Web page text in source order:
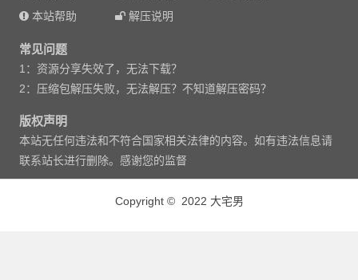
本站帮助
解压说明
常见问题
1：资源分享失效了，无法下载？
2：压缩包解压失败，无法解压？不知道解压密码？
版权声明
本站无任何违法和不符合国家相关法律的内容。如有违法信息请
联系站长进行删除。感谢您的监督
Copyright © 2022 大宅男